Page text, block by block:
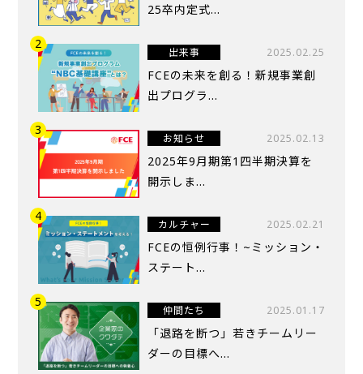
25卒内定式...
出来事 2025.02.25
FCEの未来を創る！新規事業創
出プログラ...
お知らせ 2025.02.13
2025年9月期第1四半期決算を
開示しま...
カルチャー 2025.02.21
FCEの恒例行事！~ミッション・
ステート...
仲間たち 2025.01.17
「退路を断つ」若きチームリー
ダーの目標へ...